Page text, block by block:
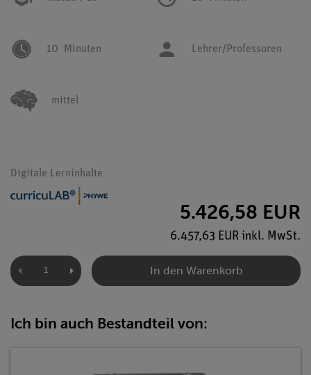
10 Minuten Lehrer/Professoren
mittel
Digitale Lerninhalte
5.426,58 EUR
6.457,63 EUR inkl. MwSt.
In den Warenkorb
Ich bin auch Bestandteil von: